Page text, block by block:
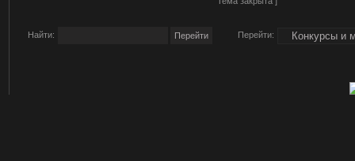
Найти: Перейти: